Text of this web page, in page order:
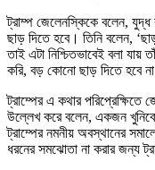
ট্রাম্প জেলেনস্কিকে বলেন, যুদ্ধ
ছাড় দিতে হবে। তিনি বলেন,
তাই এটা নিশ্চিতভাবেই বলা
করি, বড় কোনো ছাড় দিতে হবে
ট্রাম্পের এ কথার পরিপ্রেক্ষিতে
উল্লেখ করে বলেন, একজন
ট্রাম্পের নমনীয় অবস্থানের
ধরনের সমঝোতা না করার জন্য